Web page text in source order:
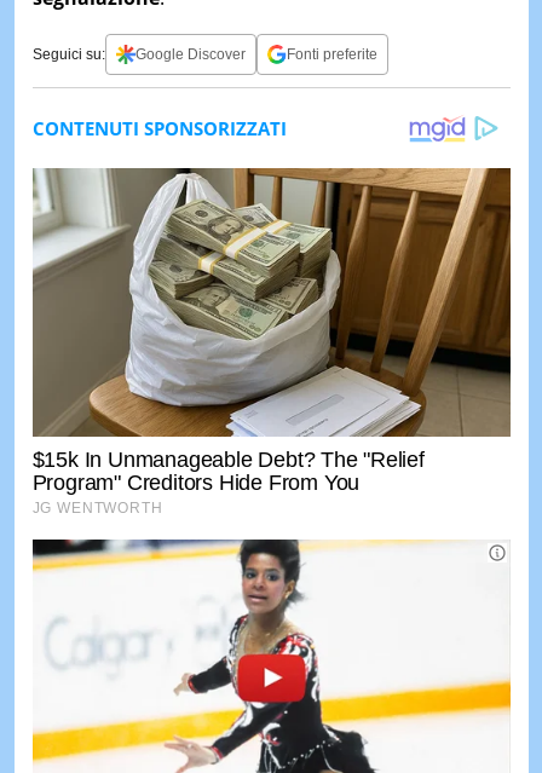
Seguici su: Google Discover Fonti preferite